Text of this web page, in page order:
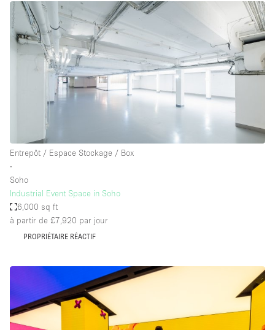
Entrepôt / Espace Stockage / Box
∙
Soho
Industrial Event Space in Soho
6,000 sq ft
à partir de £7,920 par jour
PROPRIÉTAIRE RÉACTIF